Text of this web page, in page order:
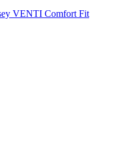
VENTI Comfort Fit